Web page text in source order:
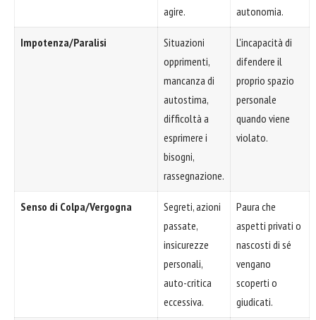
agire.
autonomia.
Impotenza/Paralisi
Situazioni
opprimenti,
mancanza di
autostima,
difficoltà a
esprimere i
bisogni,
rassegnazione.
L'incapacità di
difendere il
proprio spazio
personale
quando viene
violato.
Senso di Colpa/Vergogna
Segreti, azioni
passate,
insicurezze
personali,
auto-critica
eccessiva.
Paura che
aspetti privati o
nascosti di sé
vengano
scoperti o
giudicati.